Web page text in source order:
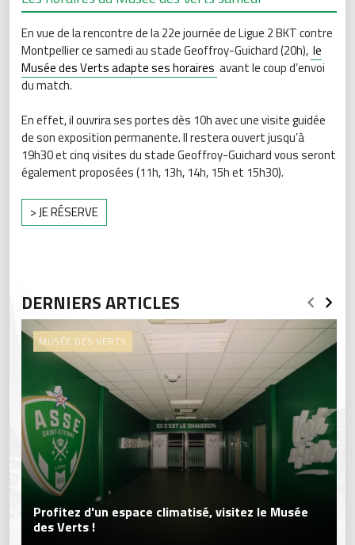
En vue de la rencontre de la 22e journée de Ligue 2 BKT contre
Montpellier ce samedi au stade Geoffroy-Guichard (20h), le
Musée des Verts adapte ses horaires avant le coup d’envoi
du match.
En effet, il ouvrira ses portes dès 10h avec une visite guidée
de son exposition permanente. Il restera ouvert jusqu’à
19h30 et cinq visites du stade Geoffroy-Guichard vous seront
également proposées (11h, 13h, 14h, 15h et 15h30).
> JE RÉSERVE
DERNIERS ARTICLES
MUSÉE DES VERTS
Profitez d'un espace climatisé, visitez le Musée
des Verts !